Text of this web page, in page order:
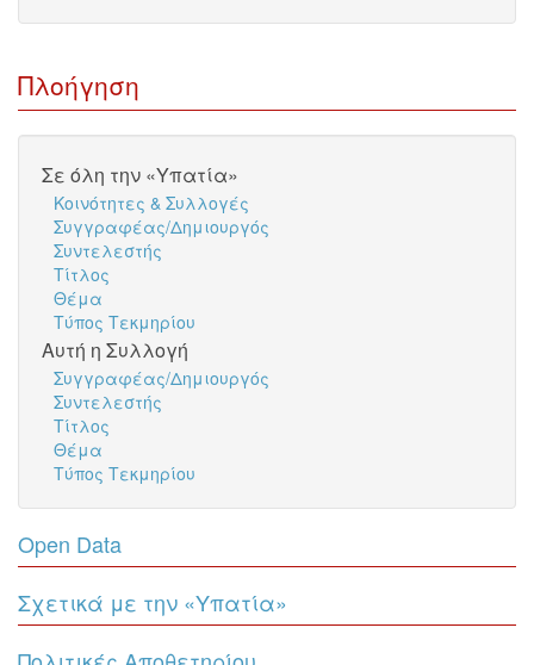
Πλοήγηση
Σε όλη την «Υπατία»
Κοινότητες & Συλλογές
Συγγραφέας/Δημιουργός
Συντελεστής
Τίτλος
Θέμα
Τύπος Τεκμηρίου
Αυτή η Συλλογή
Συγγραφέας/Δημιουργός
Συντελεστής
Τίτλος
Θέμα
Τύπος Τεκμηρίου
Open Data
Σχετικά με την «Υπατία»